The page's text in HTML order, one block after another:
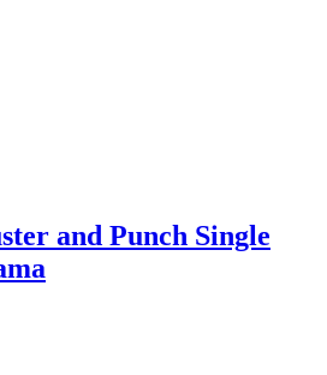
and Punch Single